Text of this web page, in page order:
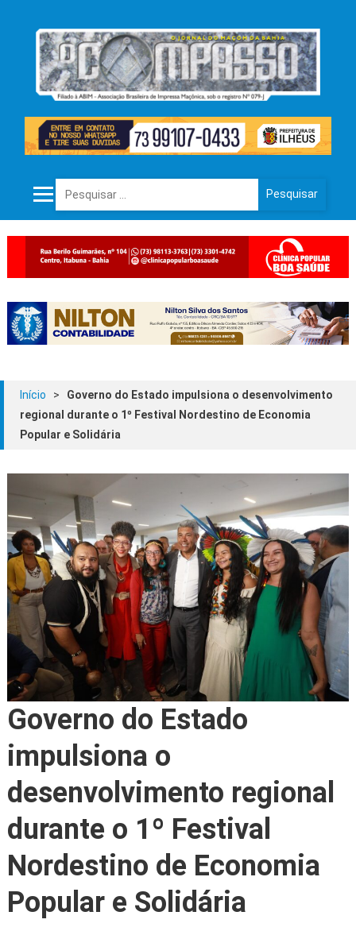
Pesquisar por:
Início >
Governo do Estado impulsiona o desenvolvimento
regional durante o 1º Festival Nordestino de Economia
Popular e Solidária
Governo do Estado
impulsiona o
desenvolvimento regional
durante o 1º Festival
Nordestino de Economia
Popular e Solidária